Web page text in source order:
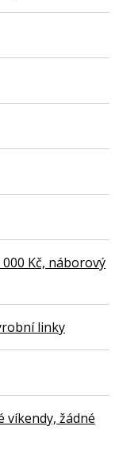
Kč, náborový
linky
víkendy, žádné